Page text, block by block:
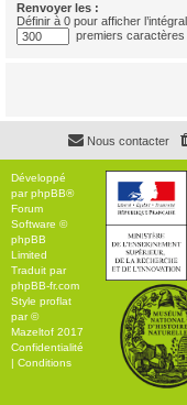
Renvoyer les :
Définir à 0 pour afficher
premiers
Nous contacter
Développé
parphpBB®
Forum
Software ©
phpBB
Limited
Traduit par
phpBB-fr.com
Style proflat
par ©
Mazeltof 2017
Confidentialité
Conditions